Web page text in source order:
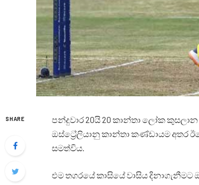
SHARE
පන්දුවාර 20යි 20 කාන්තා ලෝක
ඔස්ට්‍රේලියානු කාන්තා කණ්ඩායම අතර
සමත්විය.
එම තගරයේ කාසියේ වාසිය